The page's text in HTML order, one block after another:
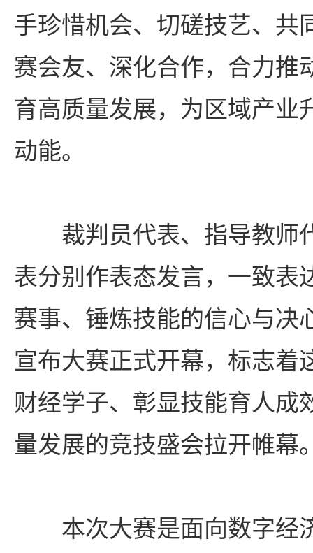
手珍惜机会、切磋技艺、共
赛会友、深化合作，合力推
育高质量发展，为区域产业
动能。
裁判员代表、指导教师
表分别作表态发言，一致表
赛事、锤炼技能的信心与决
宣布大赛正式开幕，标志着
财经学子、彰显技能育人成
量发展的竞技盛会拉开帷幕
本次大赛是面向数字经